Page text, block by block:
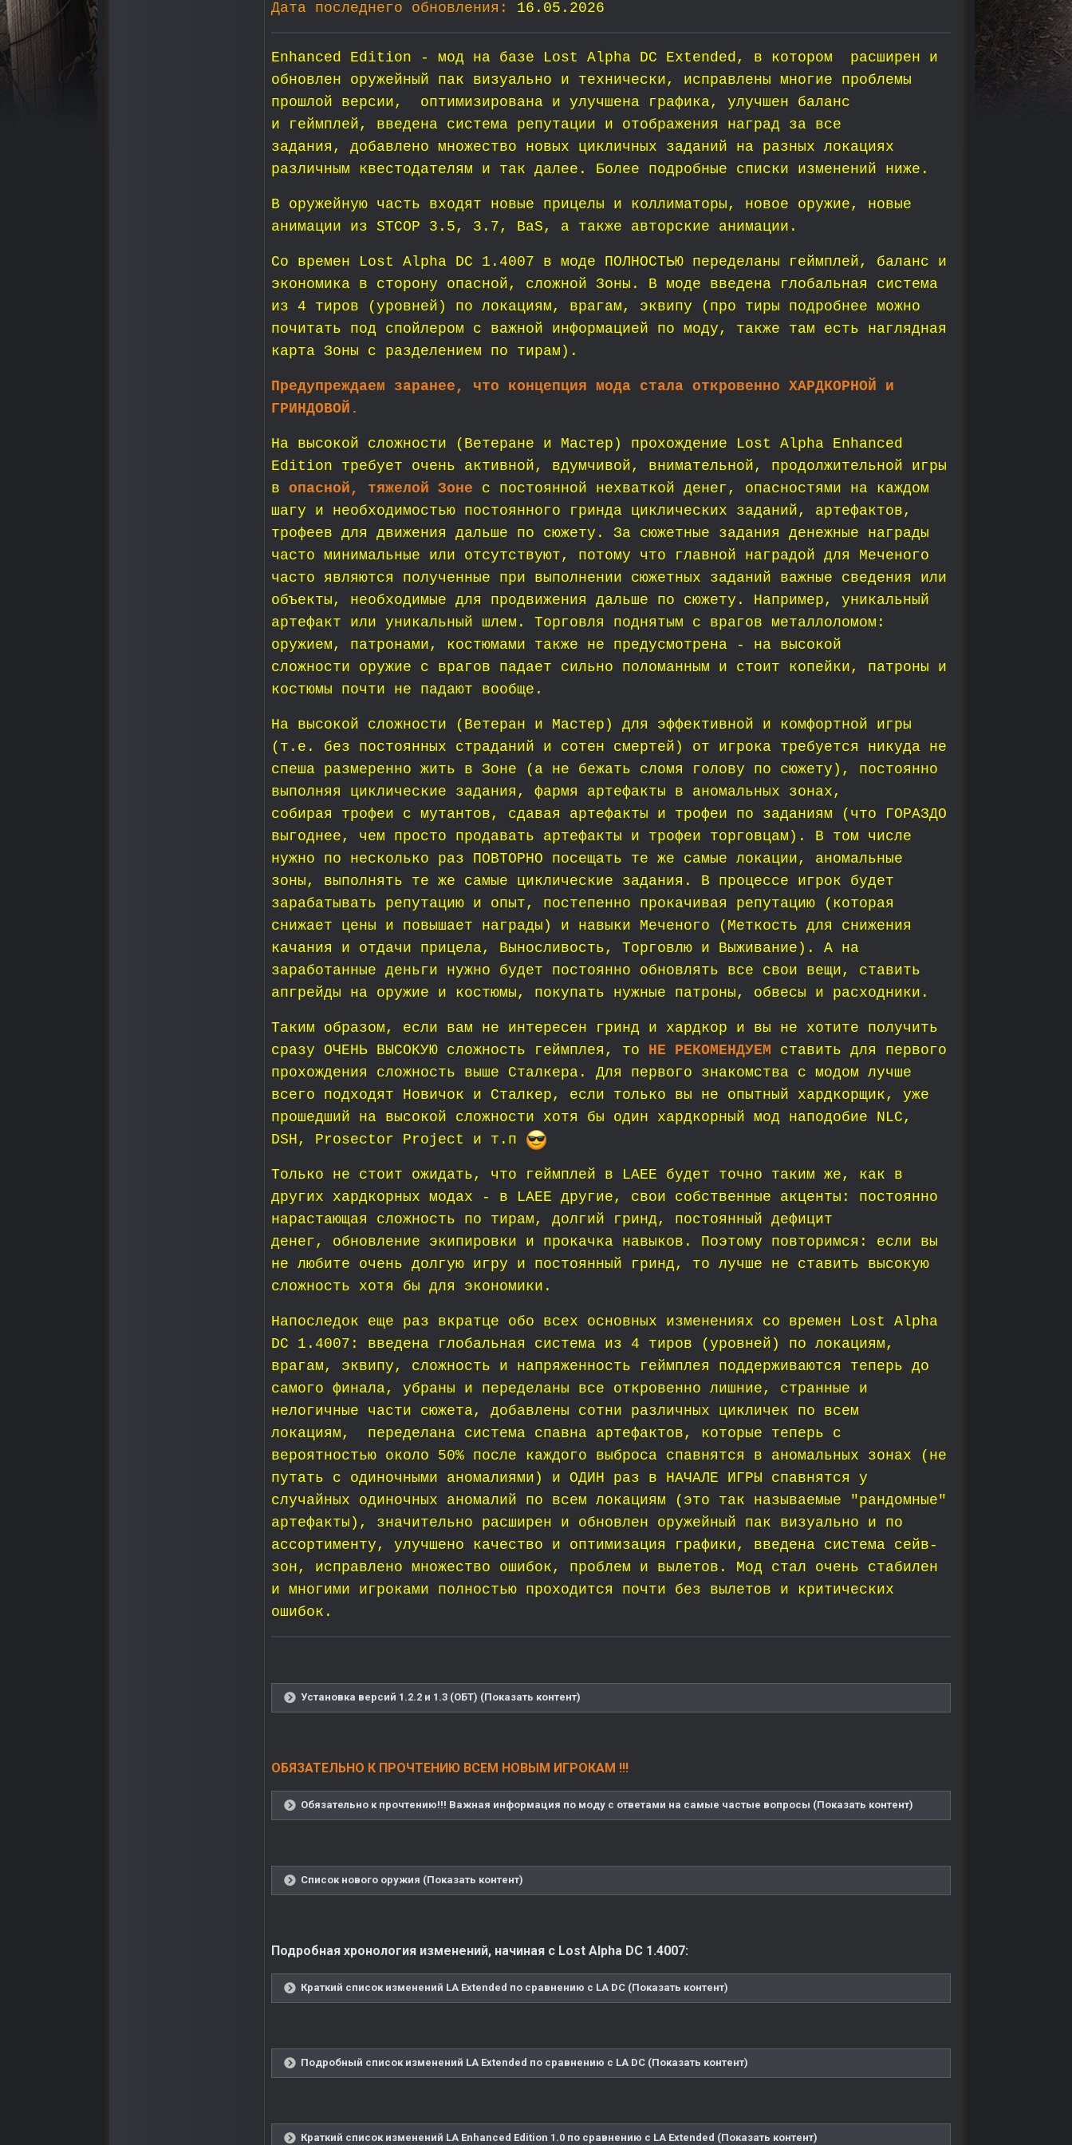
Дата последнего обновления: 16.05.2026
Enhanced Edition - мод на базе Lost Alpha DC Extended, в котором расширен и
обновлен оружейный пак визуально и технически, исправлены многие проблемы
прошлой версии, оптимизирована и улучшена графика, улучшен баланс
и геймплей, введена система репутации и отображения наград за все
задания, добавлено множество новых цикличных заданий на разных локациях
различным квестодателям и так далее. Более подробные списки изменений ниже.
В оружейную часть входят новые прицелы и коллиматоры, новое оружие, новые
анимации из STCOP 3.5, 3.7, BaS, а также авторские анимации.
Со времен Lost Alpha DC 1.4007 в моде ПОЛНОСТЬЮ переделаны геймплей, баланс и
экономика в сторону опасной, сложной Зоны. В моде введена глобальная система
из 4 тиров (уровней) по локациям, врагам, эквипу (про тиры подробнее можно
почитать под спойлером с важной информацией по моду, также там есть наглядная
карта Зоны с разделением по тирам).
Предупреждаем заранее, что концепция мода стала откровенно ХАРДКОРНОЙ и
ГРИНДОВОЙ.
На высокой сложности (Ветеране и Мастер) прохождение Lost Alpha Enhanced
Edition требует очень активной, вдумчивой, внимательной, продолжительной игры
в опасной, тяжелой Зоне с постоянной нехваткой денег, опасностями на каждом
шагу и необходимостью постоянного гринда циклических заданий, артефактов,
трофеев для движения дальше по сюжету. За сюжетные задания денежные награды
часто минимальные или отсутствуют, потому что главной наградой для Меченого
часто являются полученные при выполнении сюжетных заданий важные сведения или
объекты, необходимые для продвижения дальше по сюжету. Например, уникальный
артефакт или уникальный шлем. Торговля поднятым с врагов металлоломом:
оружием, патронами, костюмами также не предусмотрена - на высокой
сложности оружие с врагов падает сильно поломанным и стоит копейки, патроны и
костюмы почти не падают вообще.
На высокой сложности (Ветеран и Мастер) для эффективной и комфортной игры
(т.е. без постоянных страданий и сотен смертей) от игрока требуется никуда не
спеша размеренно жить в Зоне (а не бежать сломя голову по сюжету), постоянно
выполняя циклические задания, фармя артефакты в аномальных зонах,
собирая трофеи с мутантов, сдавая артефакты и трофеи по заданиям (что ГОРАЗДО
выгоднее, чем просто продавать артефакты и трофеи торговцам). В том числе
нужно по несколько раз ПОВТОРНО посещать те же самые локации, аномальные
зоны, выполнять те же самые циклические задания. В процессе игрок будет
зарабатывать репутацию и опыт, постепенно прокачивая репутацию (которая
снижает цены и повышает награды) и навыки Меченого (Меткость для снижения
качания и отдачи прицела, Выносливость, Торговлю и Выживание). А на
заработанные деньги нужно будет постоянно обновлять все свои вещи, ставить
апгрейды на оружие и костюмы, покупать нужные патроны, обвесы и расходники.
Таким образом, если вам не интересен гринд и хардкор и вы не хотите получить
сразу ОЧЕНЬ ВЫСОКУЮ сложность геймплея, то НЕ РЕКОМЕНДУЕМ ставить для первого
прохождения сложность выше Сталкера. Для первого знакомства с модом лучше
всего подходят Новичок и Сталкер, если только вы не опытный хардкорщик, уже
прошедший на высокой сложности хотя бы один хардкорный мод наподобие NLC,
DSH, Prosector Project и т.п
Только не стоит ожидать, что геймплей в LAEE будет точно таким же, как в
других хардкорных модах - в LAEE другие, свои собственные акценты: постоянно
нарастающая сложность по тирам, долгий гринд, постоянный дефицит
денег, обновление экипировки и прокачка навыков. Поэтому повторимся: если вы
не любите очень долгую игру и постоянный гринд, то лучше не ставить высокую
сложность хотя бы для экономики.
Напоследок еще раз вкратце обо всех основных изменениях со времен Lost Alpha
DC 1.4007: введена глобальная система из 4 тиров (уровней) по локациям,
врагам, эквипу, сложность и напряженность геймплея поддерживаются теперь до
самого финала, убраны и переделаны все откровенно лишние, странные и
нелогичные части сюжета, добавлены сотни различных цикличек по всем
локациям, переделана система спавна артефактов, которые теперь с
вероятностью около 50% после каждого выброса спавнятся в аномальных зонах (не
путать с одиночными аномалиями) и ОДИН раз в НАЧАЛЕ ИГРЫ спавнятся у
случайных одиночных аномалий по всем локациям (это так называемые "рандомные"
артефакты), значительно расширен и обновлен оружейный пак визуально и по
ассортименту, улучшено качество и оптимизация графики, введена система сейв-
зон, исправлено множество ошибок, проблем и вылетов. Мод стал очень стабилен
и многими игроками полностью проходится почти без вылетов и критических
ошибок.
Установка версий 1.2.2 и 1.3 (ОБТ) (Показать контент)
ОБЯЗАТЕЛЬНО К ПРОЧТЕНИЮ ВСЕМ НОВЫМ ИГРОКАМ !!!
Обязательно к прочтению!!! Важная информация по моду с ответами на самые частые вопросы (Показать контент)
Список нового оружия (Показать контент)
Подробная хронология изменений, начиная с Lost Alpha DC 1.4007:
Краткий список изменений LA Extended по сравнению с LA DC (Показать контент)
Подробный список изменений LA Extended по сравнению с LA DC (Показать контент)
Краткий список изменений LA Enhanced Edition 1.0 по сравнению с LA Extended (Показать контент)